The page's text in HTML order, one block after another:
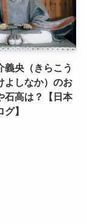
義央（きらこう
よしなか）のお
石高は？【日本
】